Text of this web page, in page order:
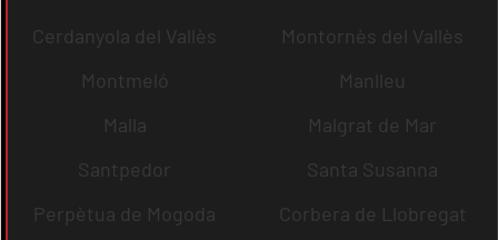
Cerdanyola del Vallès
Montornès del Vallès
Montmeló
Manlleu
Malla
Malgrat de Mar
Santpedor
Santa Susanna
Perpètua de Mogoda
Corbera de Llobregat